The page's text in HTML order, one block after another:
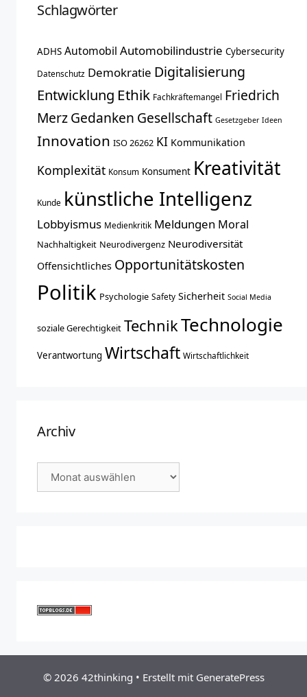
Schlagwörter
ADHS Automobil Automobilindustrie Cybersecurity
Datenschutz Demokratie Digitalisierung
Entwicklung Ethik Fachkräftemangel Friedrich
MerzGedanken Gesellschaft Gesetzgeber Ideen
Innovation ISO 26262 KI Kommunikation
Komplexität Konsum Konsument Kreativität
Kunde künstliche Intelligenz
Lobbyismus Medienkritik Meldungen Moral
Nachhaltigkeit Neurodivergenz Neurodiversität
Offensichtliches Opportunitätskosten
Politik Psychologie Safety Sicherheit Social Media
soziale Gerechtigkeit TechnikTechnologie
Verantwortung Wirtschaft Wirtschaftlichkeit
Archiv
Archiv
© 2026 42thinking • Erstellt mit GeneratePress